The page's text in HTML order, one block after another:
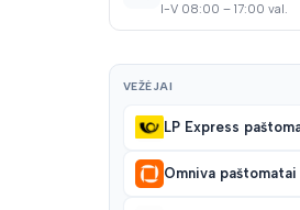
I-V 08:00 – 17:00 val.
VEŽĖJAI
LP Express
Omniva paštomatai